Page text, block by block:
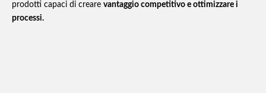
prodotti capaci di creare vantaggio competitivo e ottimizzare i
processi.